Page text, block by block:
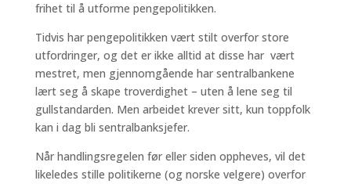
frihet til å utforme pengepolitikken.
Tidvis har pengepolitikken vært stilt overfor store
utfordringer, og det er ikke alltid at disse har vært
mestret, men gjennomgående har sentralbankene
lært seg å skape troverdighet – uten å lene seg til
gullstandarden. Men arbeidet krever sitt, kun toppfolk
kan i dag bli sentralbanksjefer.
Når handlingsregelen før eller siden oppheves, vil det
likeledes stille politikerne (og norske velgere) overfor